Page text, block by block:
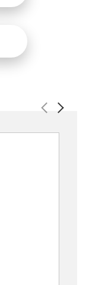
Previous
Next